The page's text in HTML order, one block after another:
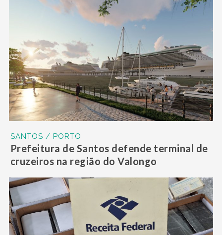
SANTOS / PORTO
Prefeitura de Santos defende terminal de
cruzeiros na região do Valongo